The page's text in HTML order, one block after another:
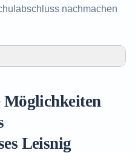
nachmachen
Erwerb des
Leisnig
Leisnig